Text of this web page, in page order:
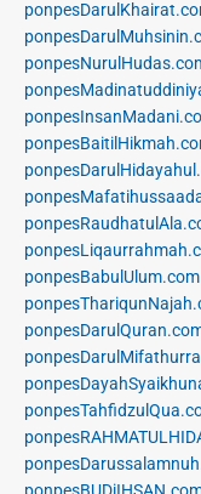
ponpesBabulUlum.com